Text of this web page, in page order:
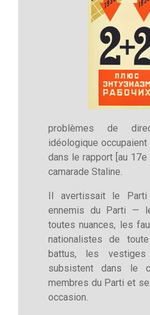
problèmes de
idéologique
dans le rapport [au
camarade Staline.
Il avertissait le
ennemis du Parti —
toutes nuances, les
nationalistes de
battus, les
subsistent dans le
membres du Parti et
occasion.